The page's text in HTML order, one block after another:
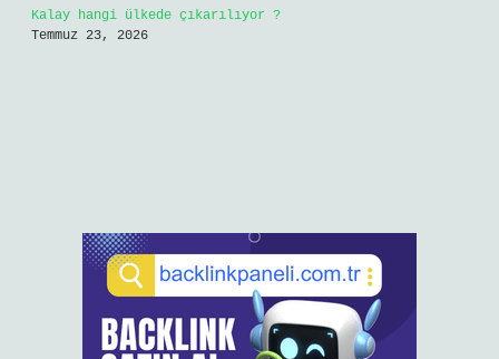
Kalay hangi ülkede çıkarılıyor ?
Temmuz 23, 2026